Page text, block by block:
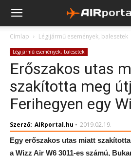
Címlap Légijármű események, balesetek
Légijármű események, balesetek
Erőszakos utas
szakította meg
Ferihegyen egy
Szerző: AIRportal.hu - 2019.02.19.
Egy erőszakos utas miatt
a Wizz Air W6 3011-es számú,